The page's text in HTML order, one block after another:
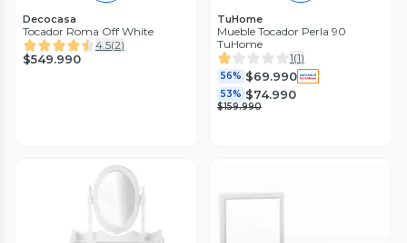
Decocasa
Tocador Roma Off White
4.5(2)
$549.990
TuHome
Mueble Tocador Perla 90
TuHome
1(1)
56% $69.990
53% $74.990
$159.990